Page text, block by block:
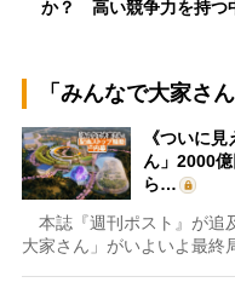
か？ 高い競争力を持つ
「みんなで大家さ
《ついに
ん」2000
ら…
本誌『週刊ポスト』が追
大家さん」がいよいよ最終